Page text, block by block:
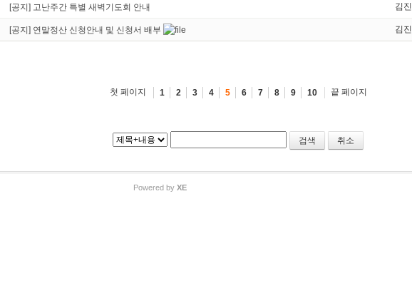
[공지] 고난주간 특별 새벽기도회 안내 김
[공지] 연말정산 신청안내 및 신청서 배부 김
첫 페이지 1 2 3 4 5 6 7 8 9 10 끝 페이지
취소
Powered by XE